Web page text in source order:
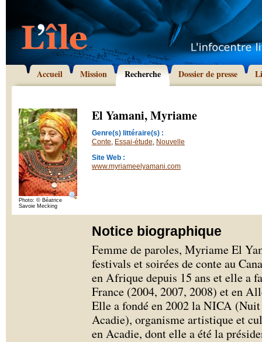
Accueil Mission Recherche Dossier de presse
Photo: © Béatrice
Savoie Mecking
El Yamani, Myriame
Genre(s) littéraire(s) :
Conte, Essai-étude, Nouvelle
Site Web :
www.myriameelyamani.com
Notice biographique
Femme de paroles, Myriame El
festivals et soirées de conte au
en Afrique depuis 15 ans et elle a
France (2004, 2007, 2008) et en
Elle a fondé en 2002 la NICA
Acadie), organisme artistique et
en Acadie, dont elle a été la